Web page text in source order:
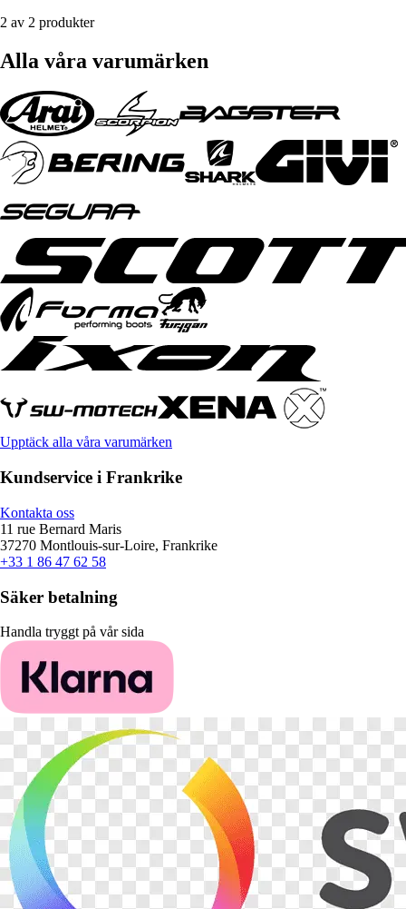
2 av 2 produkter
Alla våra varumärken
Upptäck alla våra varumärken
Kundservice i Frankrike
Kontakta oss
11 rue Bernard Maris
37270 Montlouis-sur-Loire, Frankrike
+33 1 86 47 62 58
Säker betalning
Handla tryggt på vår sida